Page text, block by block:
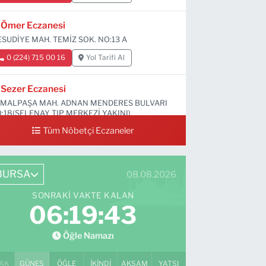
Ömer Eczanesi
MAH. TEMİZ SOK. NO:13 A
0 (224) 715 00 16 Yol Tarifi Al
Sezer Eczanesi
MAH. ADNAN MENDERES BULVARI
TIP MERKEZİ YAKINI)
0 (224) 711 64 49 Yol Tarifi Al
Tüm Nöbetçi Eczaneler
08.08.2026
SONRAKI VAKTE KALAN
06:19:42
Öğle Namazı
GÜNEŞ ÖĞLE İKINDI AKŞAM YATSI